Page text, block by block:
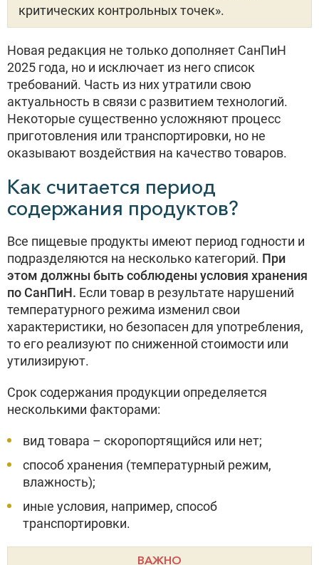
критических контрольных точек».
Новая редакция не только дополняет СанПиН
2025 года, но и исключает из него список
требований. Часть из них утратили свою
актуальность в связи с развитием технологий.
Некоторые существенно усложняют процесс
приготовления или транспортировки, но не
оказывают воздействия на качество товаров.
Как считается период
содержания продуктов?
Все пищевые продукты имеют период годности и
подразделяются на несколько категорий. При
этом должны быть соблюдены условия хранения
по СанПиН. Если товар в результате нарушений
температурного режима изменил свои
характеристики, но безопасен для употребления,
то его реализуют по сниженной стоимости или
утилизируют.
Срок содержания продукции определяется
несколькими факторами:
вид товара – скоропортящийся или нет;
способ хранения (температурный режим,
влажность);
иные условия, например, способ
транспортировки.
ВАЖНО